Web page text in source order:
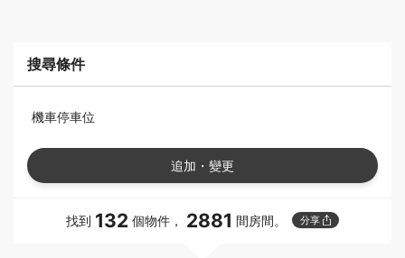
搜尋條件
機車停車位
追加・變更
找到 132 個物件， 2881 間房間。 分享